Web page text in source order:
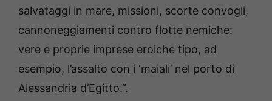
salvataggi in mare, missioni, scorte convogli,
cannoneggiamenti contro flotte nemiche:
vere e proprie imprese eroiche tipo, ad
esempio, l’assalto con i ‘maiali’ nel porto di
Alessandria d’Egitto.”.